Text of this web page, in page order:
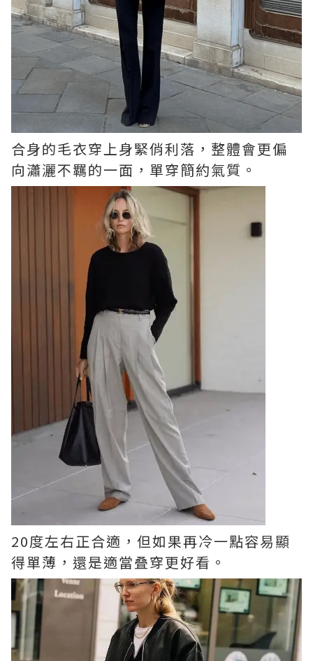
合身的毛衣穿上身緊俏利落，整體會更偏
向瀟灑不羈的一面，單穿簡約氣質。
20度左右正合適，但如果再冷一點容易顯
得單薄，還是適當叠穿更好看。